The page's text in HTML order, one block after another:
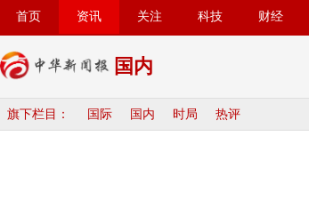
首页 资讯 关注 科技 财经
国内
旗下栏目： 国际 国内 时局 热评